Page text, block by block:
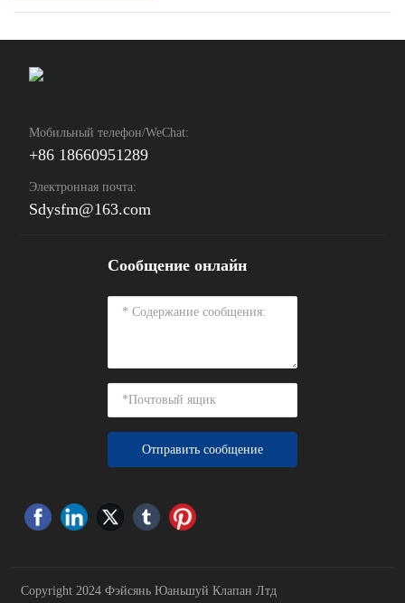
Мобильный телефон/WeChat:
+86 18660951289
Электронная почта:
Sdysfm@163.com
Сообщение онлайн
Отправить сообщение
Copyright 2024 Фэйсянь Юаньшуй Клапан Лтд